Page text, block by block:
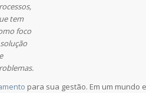
tem
foco
para sua gestão. Em um mundo